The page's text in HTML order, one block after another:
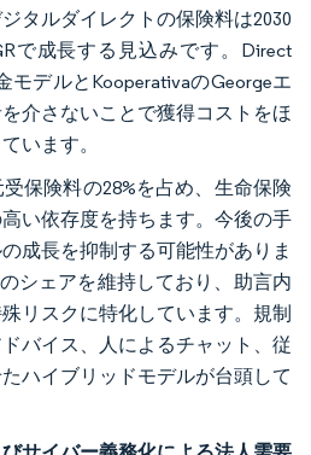
タルダイレクトの保険料は2030
で成長する見込みです。Direct
モデルとKooperativaのGeorgeエ
介さないことで獲得コストをほ
います。
保険料の28%を占め、生命保険
い依存度を持ちます。今後の手
成長を抑制する可能性がありま
シェアを維持しており、助言内
リスクに特化しています。規制
バイス、人によるチャット、従
ハイブリッドモデルが台頭して